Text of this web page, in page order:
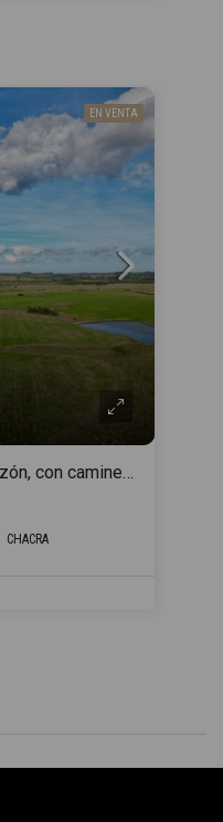
EN VENTA
Chacras de 60 ha en Garzón, con caminería y luz en la portera.
CHACRA